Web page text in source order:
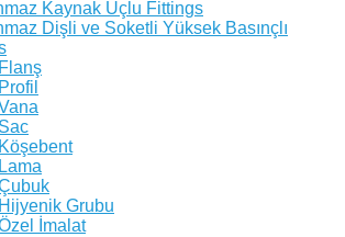
Kaynak Uçlu Fittings
Dişli ve Soketli Yüksek Basınçlı
Grubu
İmalat